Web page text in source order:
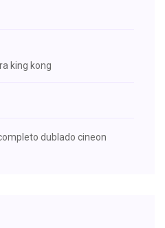
king kong
dublado cineon